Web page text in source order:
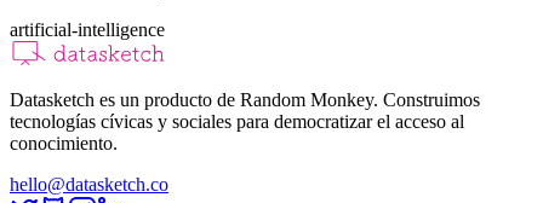
artificial-intelligence
Datasketch es un producto de Random Monkey. Construimos
tecnologías cívicas y sociales para democratizar el acceso al
conocimiento.
hello@datasketch.co